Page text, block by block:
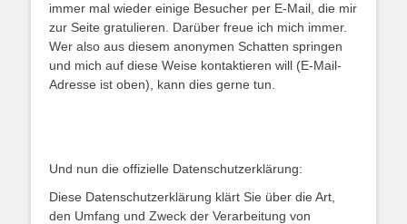
immer mal wieder einige Besucher per E-Mail, die mir
zur Seite gratulieren. Darüber freue ich mich immer.
Wer also aus diesem anonymen Schatten springen
und mich auf diese Weise kontaktieren will (E-Mail-
Adresse ist oben), kann dies gerne tun.
Und nun die offizielle Datenschutzerklärung:
Diese Datenschutzerklärung klärt Sie über die Art,
den Umfang und Zweck der Verarbeitung von